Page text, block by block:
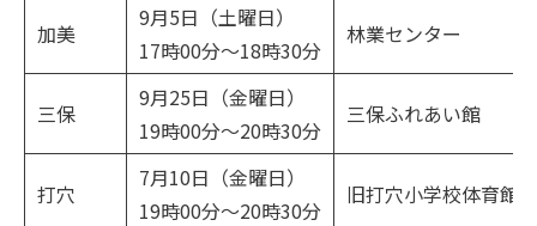
加美
9月5日（土曜日）
17時00分～18時30分
林業センター
三保
9月25日（金曜日）
19時00分～20時30分
三保ふれあい館
打穴
7月10日（金曜日）
19時00分～20時30分
旧打穴小学校体育館